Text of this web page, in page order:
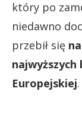
który po
niedawno
przebił się
Europejskiej.